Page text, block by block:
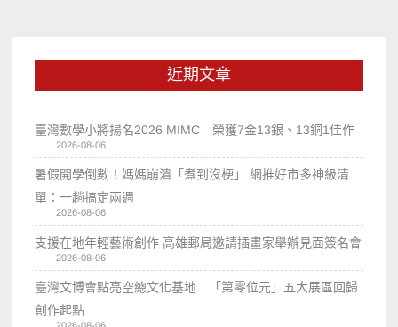
近期文章
臺灣數學小將揚名2026 MIMC​ 榮獲7金13銀、13銅1佳作
2026-08-06
暑假開學倒數！媽媽崩潰「煮到沒梗」 網推好市多神級清
單：一趟搞定兩週
2026-08-06
支援在地年輕藝術創作 高雄郵局邀請插畫家舉辦見面簽名會
2026-08-06
臺灣文博會點亮空總文化基地 「第零位元」五大展區回歸
創作起點